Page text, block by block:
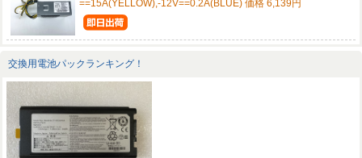
==15A(YELLOW),-12V==0.2A(BLUE) 価格 6,139円
交換用電池パックランキング！